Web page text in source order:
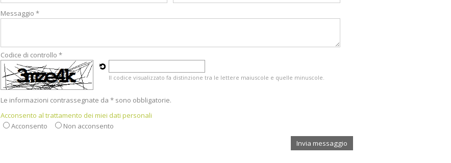
Messaggio *
Codice di controllo *
Il codice visualizzato fa distinzione tra le lettere maiuscole e quelle minuscole.
Le informazioni contrassegnate da * sono obbligatorie.
Acconsento al trattamento dei miei dati personali
Acconsento
Non acconsento